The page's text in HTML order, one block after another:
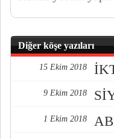
Diğer köşe yazıları
15 Ekim 2018
9 Ekim 2018
1 Ekim 2018